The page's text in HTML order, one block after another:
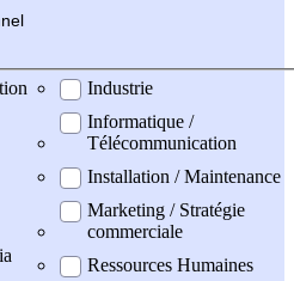
Industrie
Informatique /
Télécommunication
Installation / Maintenance
Marketing / Stratégie
commerciale
Ressources Humaines